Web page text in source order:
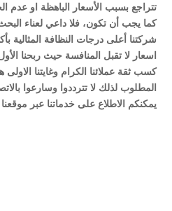
تتراجع بسبب الأسعار الباهظة او عدم
كما يجب أن تكون، فلا داعي لعناء
شركتنا أعلى درجات النظافة المثالية
اسعار لا تقبل المنافسة حيث ربحنا
كسب ثقة عملائنا الكرام وغايتنا
المطلوب لذلك لا تترددوا وسارعوا
يمكنكم الاطلاع على خدماتنا عبر موقعنا